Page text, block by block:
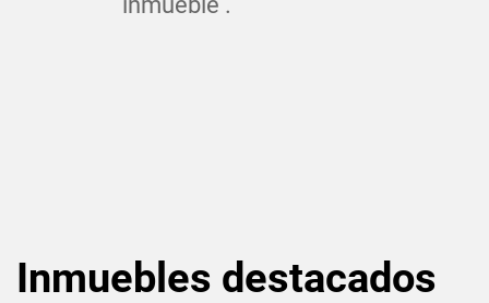
Inmuebles destacados